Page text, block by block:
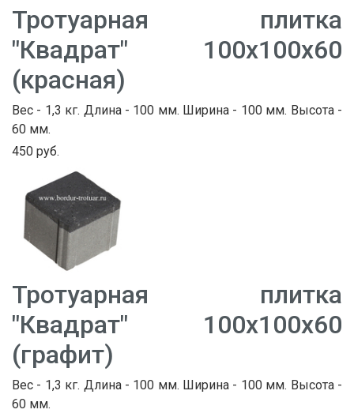
Тротуарная плитка
"Квадрат" 100х100х60
(красная)
Вес - 1,3 кг. Длина - 100 мм. Ширина - 100 мм. Высота -
60 мм.
450 руб.
Тротуарная плитка
"Квадрат" 100х100х60
(графит)
Вес - 1,3 кг. Длина - 100 мм. Ширина - 100 мм. Высота -
60 мм.